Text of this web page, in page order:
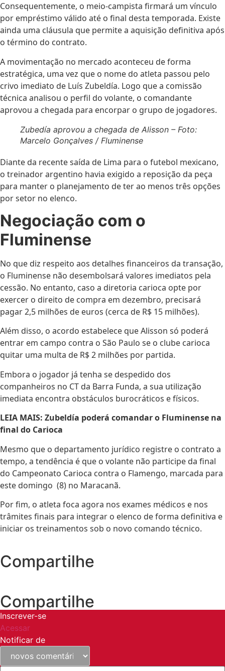
Consequentemente, o meio-campista firmará um vínculo
por empréstimo válido até o final desta temporada. Existe
ainda uma cláusula que permite a aquisição definitiva após
o término do contrato.
A movimentação no mercado aconteceu de forma
estratégica, uma vez que o nome do atleta passou pelo
crivo imediato de Luís Zubeldía. Logo que a comissão
técnica analisou o perfil do volante, o comandante
aprovou a chegada para encorpar o grupo de jogadores.
Zubedía aprovou a chegada de Alisson – Foto:
Marcelo Gonçalves / Fluminense
Diante da recente saída de Lima para o futebol mexicano,
o treinador argentino havia exigido a reposição da peça
para manter o planejamento de ter ao menos três opções
por setor no elenco.
Negociação com o
Fluminense
No que diz respeito aos detalhes financeiros da transação,
o Fluminense não desembolsará valores imediatos pela
cessão. No entanto, caso a diretoria carioca opte por
exercer o direito de compra em dezembro, precisará
pagar 2,5 milhões de euros (cerca de R$ 15 milhões).
Além disso, o acordo estabelece que Alisson só poderá
entrar em campo contra o São Paulo se o clube carioca
quitar uma multa de R$ 2 milhões por partida.
Embora o jogador já tenha se despedido dos
companheiros no CT da Barra Funda, a sua utilização
imediata encontra obstáculos burocráticos e físicos.
LEIA MAIS: Zubeldía poderá comandar o Fluminense na
final do Carioca
Mesmo que o departamento jurídico registre o contrato a
tempo, a tendência é que o volante não participe da final
do Campeonato Carioca contra o Flamengo, marcada para
este domingo (8) no Maracanã.
Por fim, o atleta foca agora nos exames médicos e nos
trâmites finais para integrar o elenco de forma definitiva e
iniciar os treinamentos sob o novo comando técnico.
Compartilhe
Compartilhe
Inscrever-se
Acessar
Notificar de